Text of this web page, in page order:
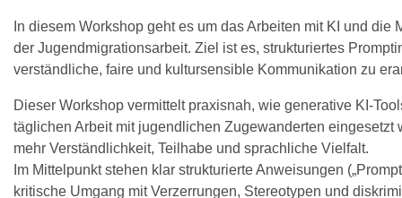
In diesem Workshop geht es um das Arbeiten mit KI und die
der Jugendmigrationsarbeit. Ziel ist es, strukturiertes
verständliche, faire und kultursensible Kommunikation zu
Dieser Workshop vermittelt praxisnah, wie generative KI-
täglichen Arbeit mit jugendlichen Zugewanderten eingesetzt
mehr Verständlichkeit, Teilhabe und sprachliche Vielfalt.
Im Mittelpunkt stehen klar strukturierte Anweisungen
kritische Umgang mit Verzerrungen, Stereotypen und